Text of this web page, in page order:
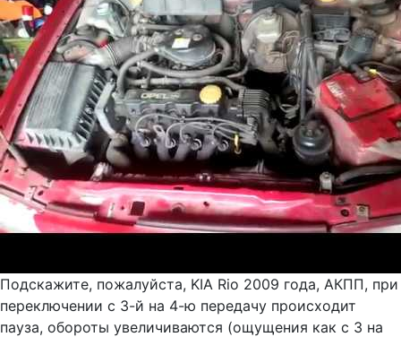
Подскажите, пожалуйста, KIA Rio 2009 года, АКПП, при
переключении с 3-й на 4-ю передачу происходит
пауза, обороты увеличиваются (ощущения как с 3 на